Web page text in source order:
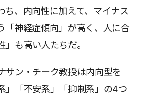
ち、内向性に加えて、マイナス
「神経症傾向」が高く、人に合
も高い人たちだ。
サン・チーク教授は内向型を
」「不安系」「抑制系」の4つ